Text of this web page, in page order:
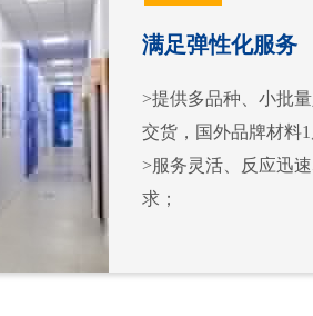
满足弹性化服务
>提供多品种、小批
交货，国外品牌材料1
>服务灵活、反应迅
求；